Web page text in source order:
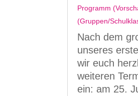
Programm
(Gruppen/
Nach dem
unseres
wir euch
weiteren
ein: am 25.